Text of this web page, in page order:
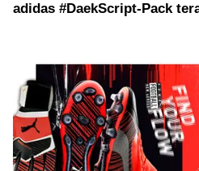
adidas #DaekScript-Pack